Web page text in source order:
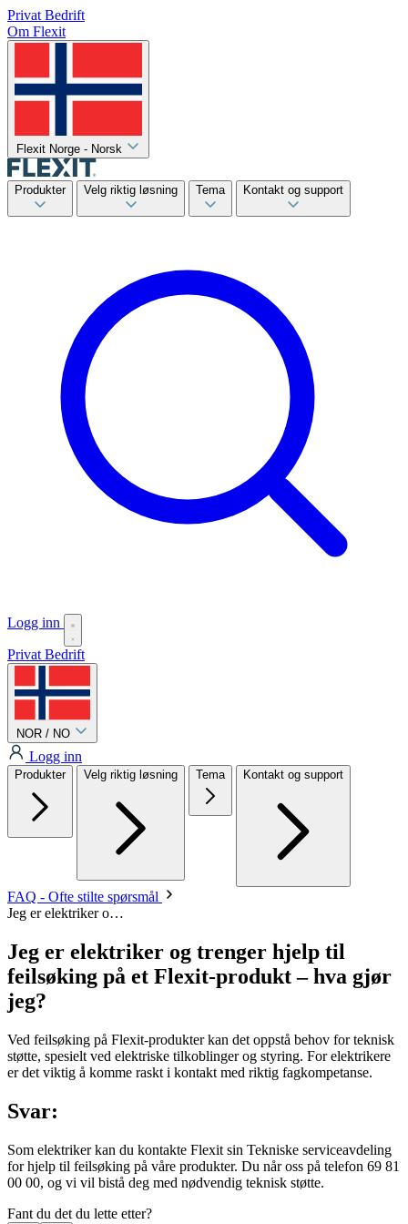
Privat Bedrift
Om Flexit
Flexit Norge - Norsk
Produkter Velg riktig løsning Tema Kontakt og support
Logg inn
Privat Bedrift
NOR / NO
Logg inn
Produkter Velg riktig løsning Tema Kontakt og support
FAQ - Ofte stilte spørsmål
Jeg er elektriker o…
Jeg er elektriker og trenger hjelp til
feilsøking på et Flexit-produkt – hva gjør
jeg?
Ved feilsøking på Flexit-produkter kan det oppstå behov for teknisk
støtte, spesielt ved elektriske tilkoblinger og styring. For elektrikere
er det viktig å komme raskt i kontakt med riktig fagkompetanse.
Svar:
Som elektriker kan du kontakte Flexit sin Tekniske serviceavdeling
for hjelp til feilsøking på våre produkter. Du når oss på telefon 69 81
00 00, og vi vil bistå deg med nødvendig teknisk støtte.
Fant du det du lette etter?